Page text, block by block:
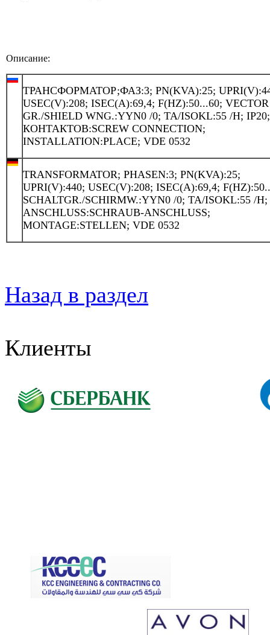
Описание:
ТРАНСФОРМАТОР;ФАЗ:3; PN(KVA):25;
USEC(V):208; ISEC(A):69,4; F(HZ):50...60; VECTOR
GR./SHIELD WNG.:YYN0 /0; TA/ISOKL:55 /H;
КОНТАКТОВ:SCREW CONNECTION;
INSTALLATION:PLACE; VDE 0532
TRANSFORMATOR; PHASEN:3; PN(KVA):25;
UPRI(V):440; USEC(V):208; ISEC(A):69,4;
SCHALTGR./SCHIRMW.:YYN0 /0; TA/ISOKL:55 /H;
ANSCHLUSS:SCHRAUB-ANSCHLUSS;
MONTAGE:STELLEN; VDE 0532
Назад в раздел
Клиенты